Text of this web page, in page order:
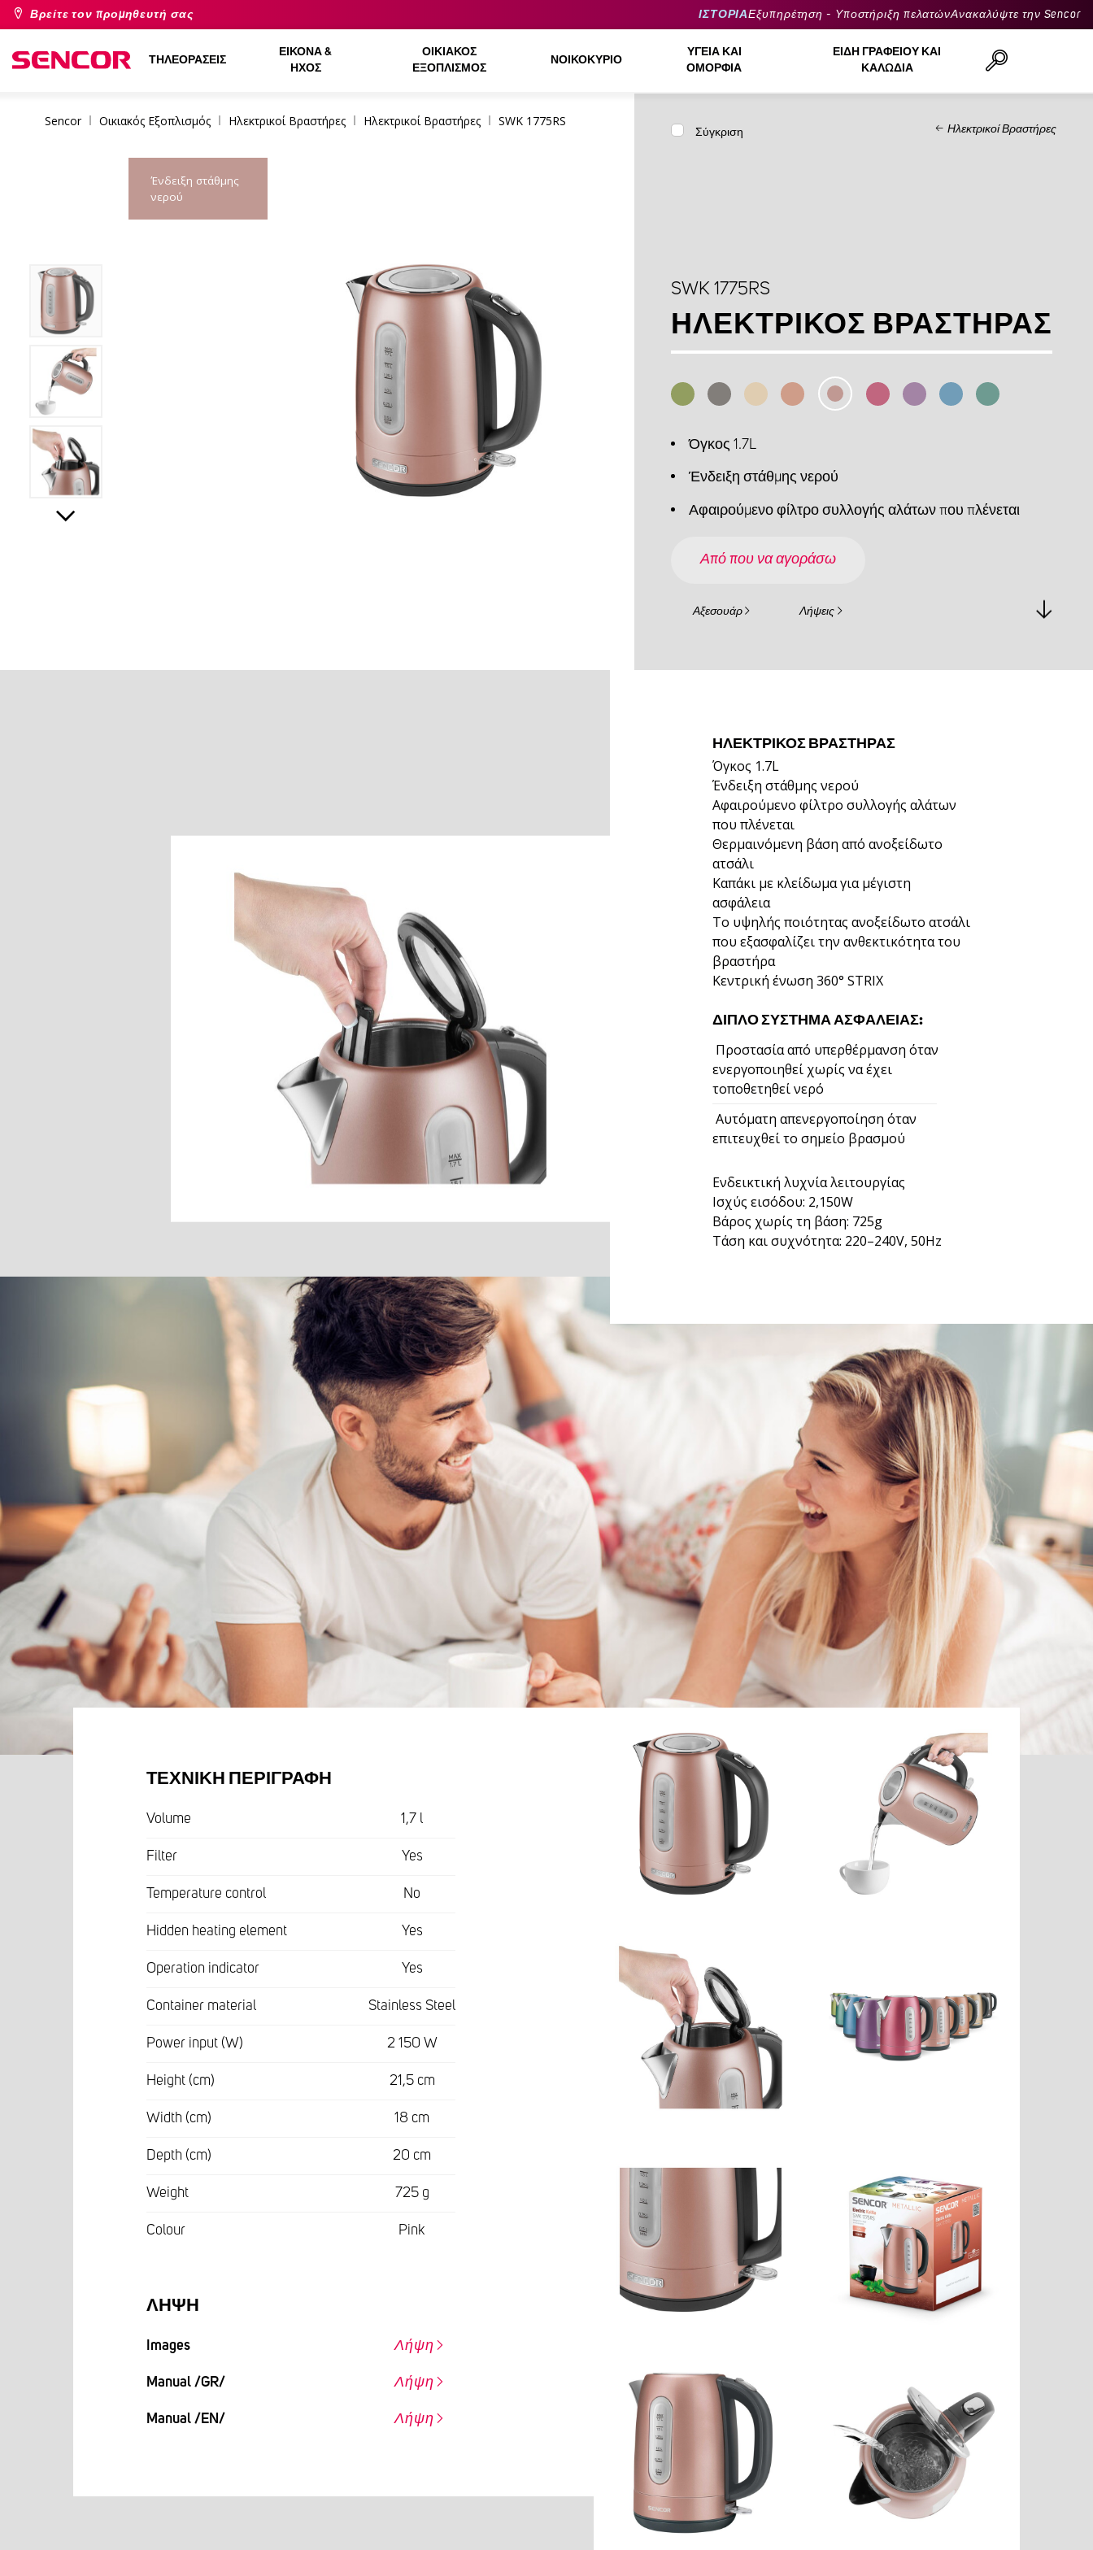
Βρείτε τον προμηθευτή σας ΙΣΤΟΡΙΑΕξυπηρέτηση - Υποστήριξη πελατώνΑνακαλύψτε την Sencor
ΤΗΛΕΟΡΆΣΕΙΣ
ΕΙΚΌΝΑ &
ΉΧΟΣ
ΟΙΚΙΑΚΌΣ
ΕΞΟΠΛΙΣΜΌΣ
ΝΟΙΚΟΚΥΡΙΌ
ΥΓΕΊΑ ΚΑΙ
ΟΜΟΡΦΙΆ
ΕΊΔΗ ΓΡΑΦΕΊΟΥ ΚΑΙ
ΚΑΛΏΔΙΑ
Sencor Οικιακός Εξοπλισμός Ηλεκτρικοί Βραστήρες Ηλεκτρικοί Βραστήρες SWK 1775RS
Ένδειξη στάθμης
νερού
Σύγκριση Ηλεκτρικοί Βραστήρες
SWK 1775RS
ΗΛΕΚΤΡΙΚΌΣ ΒΡΑΣΤΉΡΑΣ
Όγκος 1.7L
Ένδειξη στάθμης νερού
Αφαιρούμενο φίλτρο συλλογής αλάτων που πλένεται
Από που να αγοράσω
Αξεσουάρ Λήψεις
ΗΛΕΚΤΡΙΚΌΣ ΒΡΑΣΤΉΡΑΣ
Όγκος 1.7L
Ένδειξη στάθμης νερού
Αφαιρούμενο φίλτρο συλλογής αλάτων
που πλένεται
Θερμαινόμενη βάση από ανοξείδωτο
ατσάλι
Καπάκι με κλείδωμα για μέγιστη
ασφάλεια
Το υψηλής ποιότητας ανοξείδωτο ατσάλι
που εξασφαλίζει την ανθεκτικότητα του
βραστήρα
Κεντρική ένωση 360° STRIX
ΔΙΠΛΌ ΣΎΣΤΗΜΑ ΑΣΦΑΛΕΊΑΣ:
Προστασία από υπερθέρμανση όταν
ενεργοποιηθεί χωρίς να έχει
τοποθετηθεί νερό
Αυτόματη απενεργοποίηση όταν
επιτευχθεί το σημείο βρασμού
Ενδεικτική λυχνία λειτουργίας
Ισχύς εισόδου: 2,150W
Βάρος χωρίς τη βάση: 725g
Τάση και συχνότητα: 220–240V, 50Hz
ΤΕΧΝΙΚΉ ΠΕΡΙΓΡΑΦΉ
Volume 1,7 l
Filter Yes
Temperature control No
Hidden heating element Yes
Operation indicator Yes
Container material Stainless Steel
Power input (W) 2 150 W
Height (cm) 21,5 cm
Width (cm) 18 cm
Depth (cm) 20 cm
Weight 725 g
Colour Pink
ΛΉΨΗ
Images Λήψη
Manual /GR/ Λήψη
Manual /EN/ Λήψη